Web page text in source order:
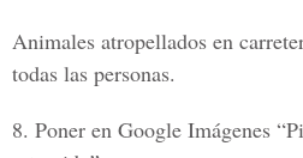
Animales atropellados en
todas las personas.
8. Poner en Google Imágenes